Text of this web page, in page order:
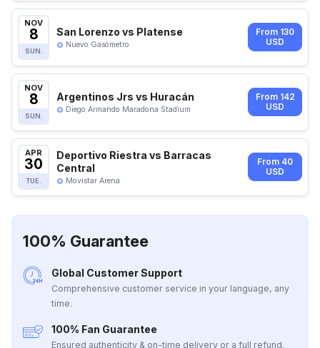
NOV
8
SUN.
San Lorenzo vs Platense
Nuevo Gasómetro
From 130
USD
NOV
8
SUN.
Argentinos Jrs vs Huracán
Diego Armando Maradona Stadium
From 142
USD
APR
30
TUE.
Deportivo Riestra vs Barracas
Central
Movistar Arena
From 40
USD
100% Guarantee
Global Customer Support
Comprehensive customer service in your language, any
time.
100% Fan Guarantee
Ensured authenticity & on-time delivery or a full refund.